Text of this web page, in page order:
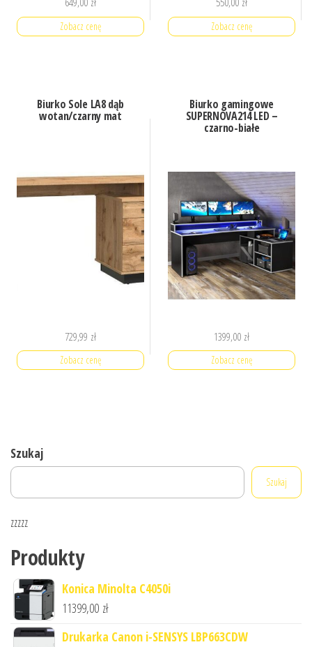
Zobacz cenę Zobacz cenę
Biurko Sole LA8 dąb
wotan/czarny mat
729,99 zł
Zobacz cenę
Biurko gamingowe
SUPERNOVA214 LED –
czarno-białe
1399,00 zł
Zobacz cenę
Szukaj
Szukaj
zzzzz
Produkty
Konica Minolta C4050i
11399,00 zł
Drukarka Canon i-SENSYS LBP663CDW